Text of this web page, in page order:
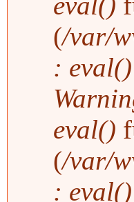
(/var/
:
eval()
(/var/
: